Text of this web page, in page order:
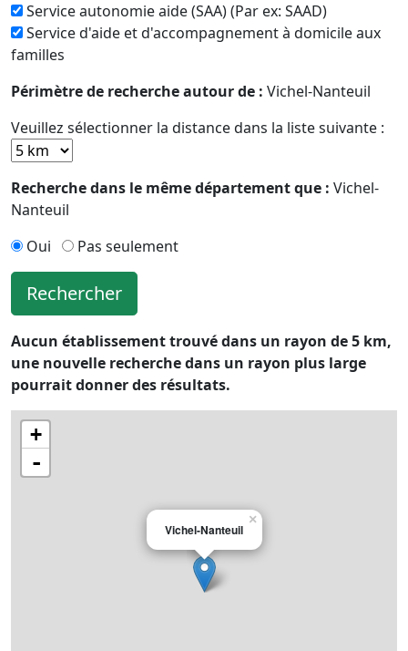
Service autonomie aide (SAA) (Par ex: SAAD)
Service d'aide et d'accompagnement à domicile aux
familles
Périmètre de recherche autour de : Vichel-Nanteuil
Veuillez sélectionner la distance dans la liste suivante :
Recherche dans le même département que : Vichel-
Nanteuil
Oui
Pas seulement
Rechercher
Aucun établissement trouvé dans un rayon de 5 km,
une nouvelle recherche dans un rayon plus large
pourrait donner des résultats.
×
Vichel-Nanteuil
+
-